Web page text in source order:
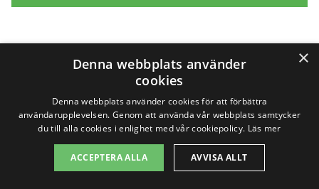
Sök efter en
professionell för
hemstäd i andra städer
nära Hyssna
×
Denna webbplats använder
cookies
Denna webbplats använder cookies för att förbättra
användarupplevelsen. Genom att använda vår webbplats samtycker
du till alla cookies i enlighet med vår cookiepolicy. Läs mer
ACCEPTERA ALLA AVVISA ALLT